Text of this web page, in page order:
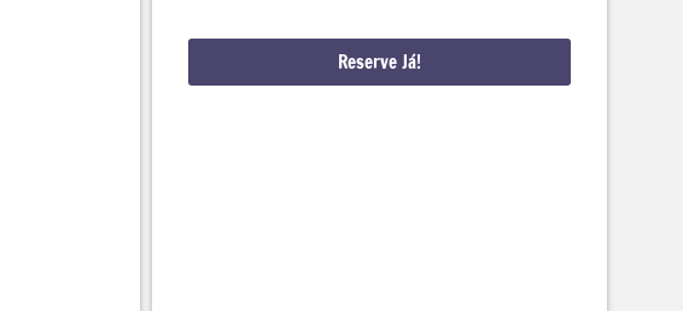
Reserve Já!